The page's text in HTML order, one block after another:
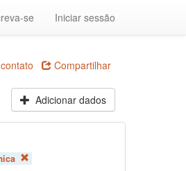
se Iniciar sessão
Compartilhar
Adicionar dados